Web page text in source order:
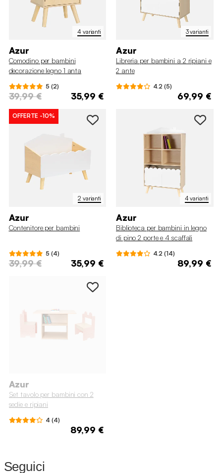
4 varianti
Azur
Comodino per bambini
decorazione legno 1 anta
5 (2)
39,99 € 35,99 €
3 varianti
Azur
Libreria per bambini a 2 ripiani e
2 ante
4.2 (5)
69,99 €
2 varianti
OFFERTE -10%
Azur
Contenitore per bambini
5 (4)
39,99 € 35,99 €
4 varianti
Azur
Biblioteca per bambini in legno
di pino 2 porte e 4 scaffali
4.2 (14)
89,99 €
Azur
Set tavolo per bambini con 2
sedie e ripiani
4 (4)
89,99 €
Seguici